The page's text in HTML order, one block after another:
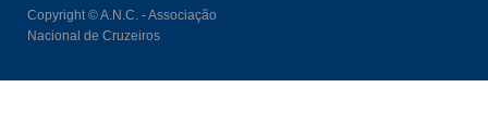
Copyright © A.N.C. - Associação
Nacional de Cruzeiros